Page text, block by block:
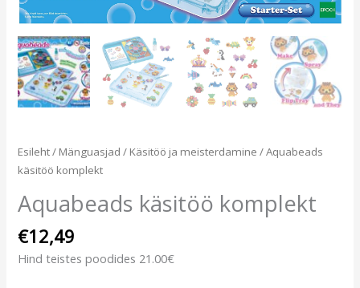
Esileht/ Mänguasjad / Käsitöö ja meisterdamine / Aquabeads
käsitöö komplekt
Aquabeads käsitöö komplekt
€12,49
Hind teistes poodides 21.00€